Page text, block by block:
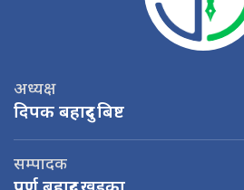
अध्यक्ष
दिपक बहादुर बिष्ट
सम्पादक